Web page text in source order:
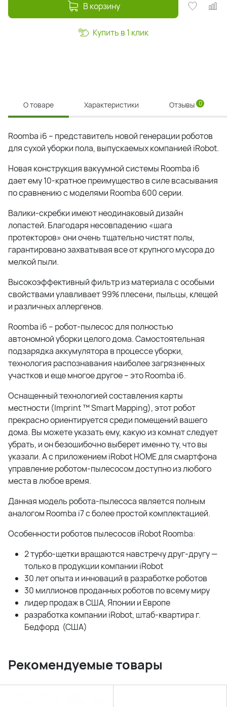
В корзину
Купить в 1 клик
О товаре Характеристики Отзывы 0
Roomba i6 – представитель новой генерации роботов
для сухой уборки пола, выпускаемых компанией iRobot.
Новая конструкция вакуумной системы Roomba i6
дает ему 10-кратное преимущество в силе всасывания
по сравнению с моделями Roomba 600 серии.
Валики-скребки имеют неодинаковый дизайн
лопастей. Благодаря несовпадению «шага
протекторов» они очень тщательно чистят полы,
гарантировано захватывая все от крупного мусора до
мелкой пыли.
Высокоэффективный фильтр из материала с особыми
свойствами улавливает 99% плесени, пыльцы, клещей
и различных аллергенов.
Roomba i6 – робот-пылесос для полностью
автономной уборки целого дома. Самостоятельная
подзарядка аккумулятора в процессе уборки,
технология распознавания наиболее загрязненных
участков и еще многое другое – это Roomba i6.
Оснащенный технологией составления карты
местности (Imprint ™ Smart Mapping), этот робот
прекрасно ориентируется среди помещений вашего
дома. Вы можете указать ему, какую из комнат следует
убрать, и он безошибочно выберет именно ту, что вы
указали. А с приложением iRobot HOME для смартфона
управление роботом-пылесосом доступно из любого
места в любое время.
Данная модель робота-пылесоса является полным
аналогом Roomba i7 с более простой комплектацией.
Особенности роботов пылесосов iRobot Roomba:
2 турбо-щетки вращаются навстречу друг-другу —
только в продукции компании iRobot
30 лет опыта и инноваций в разработке роботов
30 миллионов проданных роботов по всему миру
лидер продаж в США, Японии и Европе
разработка компании iRobot, штаб-квартира г.
Бедфорд (США)
Рекомендуемые товары